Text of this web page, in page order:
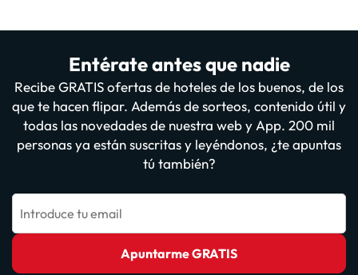
Entérate antes que nadie
Recibe GRATIS ofertas de hoteles de los buenos, de los
que te hacen flipar. Además de sorteos, contenido útil y
todas las novedades de nuestra web y App. 200 mil
personas ya están suscritas y leyéndonos, ¿te apuntas
tú también?
Introduce tu email
Apuntarme GRATIS